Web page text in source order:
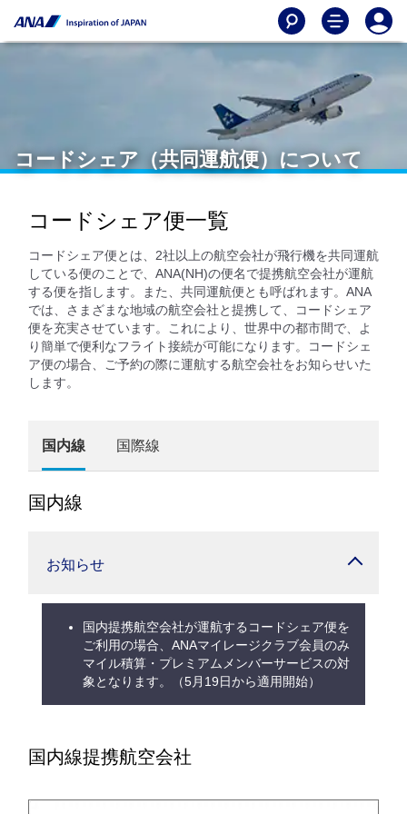
コードシェア（共同運航便）について
コードシェア便一覧
コードシェア便とは、2社以上の航空会社が飛行機を共同運航
している便のことで、ANA(NH)の便名で提携航空会社が運航
する便を指します。また、共同運航便とも呼ばれます。ANA
では、さまざまな地域の航空会社と提携して、コードシェア
便を充実させています。これにより、世界中の都市間で、よ
り簡単で便利なフライト接続が可能になります。コードシェ
ア便の場合、ご予約の際に運航する航空会社をお知らせいた
します。
国内線 国際線
国内線
お知らせ
国内提携航空会社が運航するコードシェア便を
ご利用の場合、ANAマイレージクラブ会員のみ
マイル積算・プレミアムメンバーサービスの対
象となります。（5月19日から適用開始）
国内線提携航空会社